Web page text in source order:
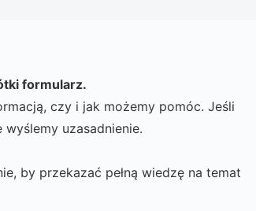
formularz.
czy i jak możemy pomóc. Jeśli
uzasadnienie.
by przekazać pełną wiedzę na temat